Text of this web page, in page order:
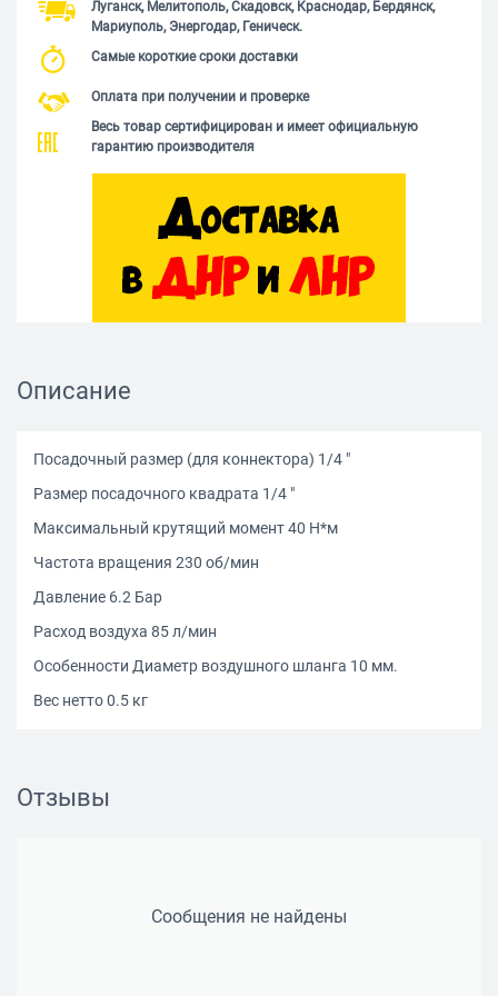
Луганск, Мелитополь, Скадовск, Краснодар, Бердянск,
Мариуполь, Энергодар, Геническ.
Самые короткие сроки доставки
Оплата при получении и проверке
Весь товар сертифицирован и имеет официальную
гарантию производителя
Описание
Посадочный размер (для коннектора) 1/4 "
Размер посадочного квадрата 1/4 "
Максимальный крутящий момент 40 Н*м
Частота вращения 230 об/мин
Давление 6.2 Бар
Расход воздуха 85 л/мин
Особенности Диаметр воздушного шланга 10 мм.
Вес нетто 0.5 кг
Отзывы
Сообщения не найдены